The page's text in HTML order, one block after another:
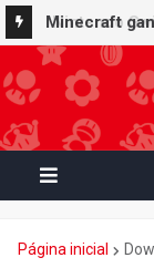
Minecraft
Super Mario
gráfica
Nintendo
Mario Paint
(GBA)
Página inicial